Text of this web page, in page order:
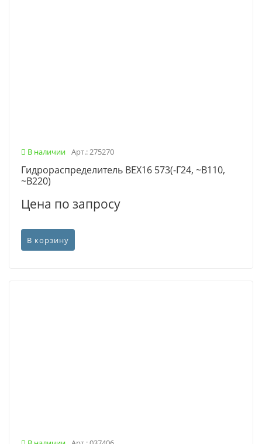
В наличии Арт.: 275270
Гидрораспределитель ВЕХ16 573(-Г24, ~В110,
~В220)
Цена по запросу
В корзину